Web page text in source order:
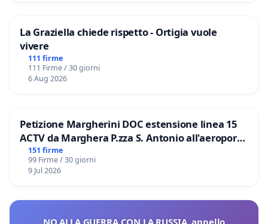
La Graziella chiede rispetto - Ortigia vuole
vivere
111 firme
111 Firme / 30 giorni
6 Aug 2026
Petizione Margherini DOC estensione linea 15
ACTV da Marghera P.zza S. Antonio all'aeroporto
Marco Polo tariffa a € 1,50
151 firme
99 Firme / 30 giorni
9 Jul 2026